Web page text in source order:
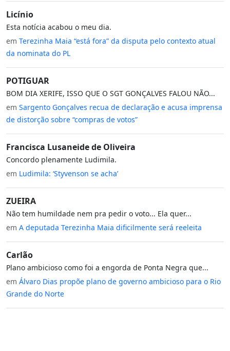
Licínio
Esta notícia acabou o meu dia.
em Terezinha Maia “está fora” da disputa pelo contexto atual
da nominata do PL
POTIGUAR
BOM DIA XERIFE, ISSO QUE O SGT GONÇALVES FALOU NÃO...
em Sargento Gonçalves recua de declaração e acusa imprensa
de distorção sobre “compras de votos”
Francisca Lusaneide de Oliveira
Concordo plenamente Ludimila.
em Ludimila: ‘Styvenson se acha’
ZUEIRA
Não tem humildade nem pra pedir o voto... Ela quer...
em A deputada Terezinha Maia dificilmente será reeleita
Carlão
Plano ambicioso como foi a engorda de Ponta Negra que...
em Álvaro Dias propõe plano de governo ambicioso para o Rio
Grande do Norte